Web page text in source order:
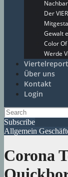
Der
Gewalt
Color
Werde
Über uns
Kontakt
Login
Subscribe
Allgemein
Corona